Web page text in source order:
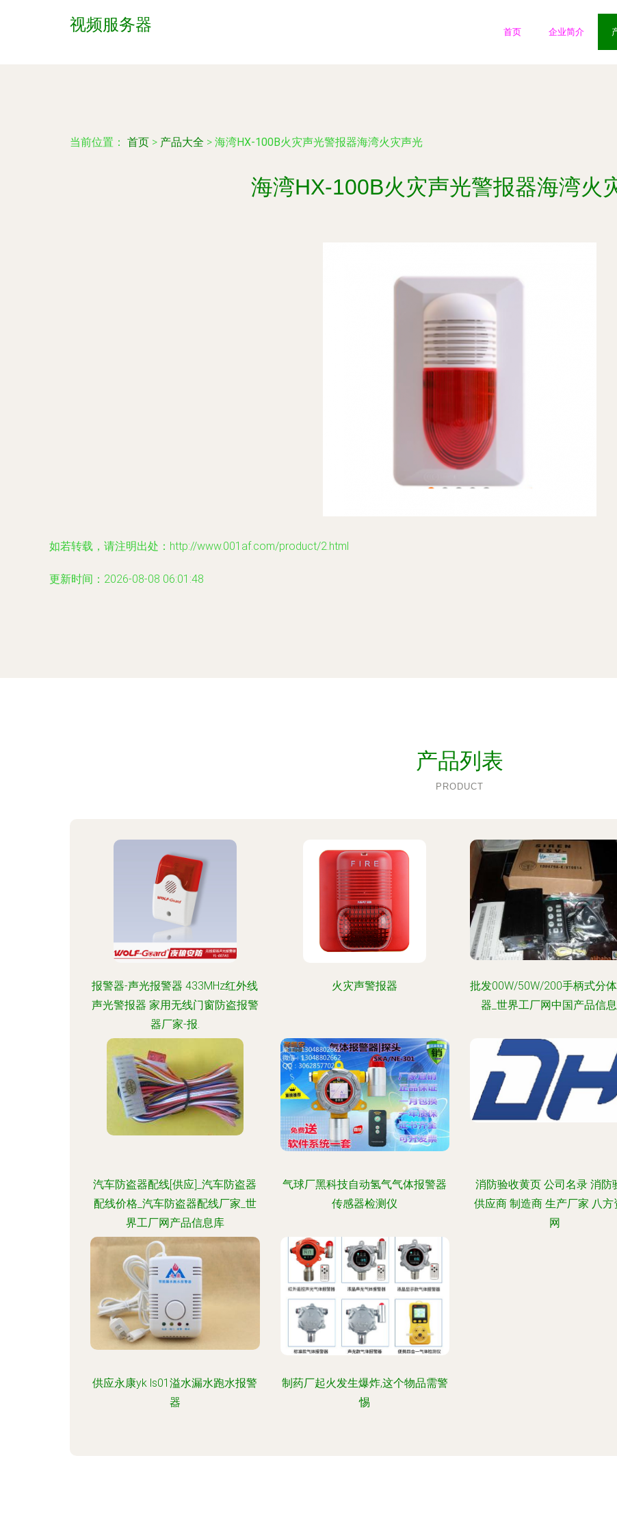
视频服务器 首页 企业简介
当前位置： 首页 > 产品大全 > 海湾HX-100B火灾声光警报器海湾火灾声光
海湾HX-100B火灾声光警报器海湾火
如若转载，请注明出处：http://www.001af.com/product/2.html
更新时间：2026-08-08 06:01:48
产品列表
PRODUCT
报警器-声光报警器 433MHz红外线
声光警报器 家用无线门窗防盗报警
器厂家-报.
火灾声警报器
批发00W/50W/200手柄式分
器_世界工厂网中国产品信
汽车防盗器配线[供应]_汽车防盗器
配线价格_汽车防盗器配线厂家_世
界工厂网产品信息库
气球厂黑科技自动氢气气体报警器
传感器检测仪
消防验收黄页 公司名录 消防
供应商 制造商 生产厂家 八方
网
供应永康yk ls01溢水漏水跑水报警
器
制药厂起火发生爆炸,这个物品需警
惕